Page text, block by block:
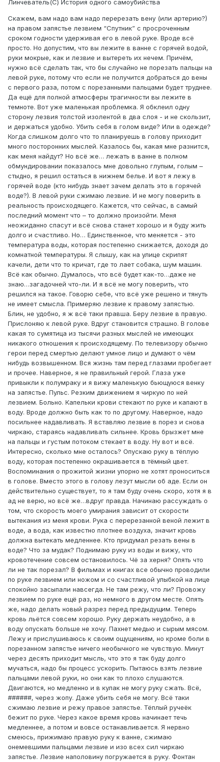
Линчеватель(С) История одного самоубийства
Скажем, вам надо вам надо перерезать вену (или артерию?)
на правом запястье лезвием “Спутник” с просроченным
сроком годности удерживая его в левой руке. Вроде всё
просто. Но допустим, что вы лежите в ванне с горячей водой,
руки мокрые, как и лезвие и вытереть их нечем. Причём,
нужно всё сделать так, что бы случайно не порезать пальцы на
левой руке, потому что если не получится добраться до вены
с первого раза, потом с порезанными пальцами будет труднее.
Да ещё для полной атмосферы трагичности вы лежите в
темноте. Вот уже маленькая проблемка. Я обклеил одну
сторону лезвия толстой изолентой в два слоя - и не скользит,
и держаться удобно. Убить себя в голом виде? Или в одежде?
Когда слишком долго что то планируешь в голову приходит
много посторонних мыслей. Казалось бы, какая мне разнится,
как меня найдут? Но всё же… лежать в ванне в полном
обмундировании показалось мне довольно глупым, голым –
стыдно, я решил остаться в нижнем белье. И вот я лежу в
горячей воде (кто нибудь знает зачем делать это в горячей
воде?). В левой руки сжимаю лезвие. И не могу поверить в
реальность происходящего. Кажется, что сейчас, в самый
последний момент что – то должно произойти. Меня
неожиданно спасут и всё снова станет хорошо и я буду жить
долго и счастливо. Но… Единственное, что меняется - это
температура воды, которая постепенно снижается, доходя до
комнатной температуры. Я слышу, как на улице скрипят
качели, дети что то кричат, где то лает собака, шум машин.
Всё как обычно. Думалось, что всё будет как-то…даже не
знаю…загадочней что-ли. И я всё не могу поверить, что
решился на такое. Говорю себе, что всё уже решено и тянуть
не имеет смысла. Примеряю лезвие к правому запястью.
Блин, не удобно, я ж всё таки правша. Беру лезвие в правую.
Прислоняю к левой руке. Вдруг становится страшно. В голове
какая то сумятица из тысячи разных мыслей не имеющих
никакого отношения к происходящему. По телевизору обычно
герои перед смертью делают умное лицо и думают о чём
нибудь возвышенном. Вся жизнь там перед глазами пробегает
и прочее. Наверное, я не правильный герой. Глаза уже
привыкли к полумраку и я вижу маленькую бьющуюся венку
на запястье. Пульс. Резким движением я чиркую по ней
лезвием. Больно. Капельки крови стекают по руке и капают в
воду. Вроде должно быть как то по другому. Наверное, надо
посильнее надавливать. Я вставляю лезвие в порез и снова
чиркаю, стараясь надавливать сильнее. Кровь брызжет мне
на пальцы и густым потоком стекает в воду. Ну вот и всё.
Интересно, сколько мне осталось? Опускаю руку в тёплую
воду, которая постепенно окрашивается в тёмный цвет.
Воспоминания о прожитой жизни упорно не хотят проноситься
в голове. Вместо этого в голову лезут мысли об аде. Если он
действительно существует, то я там буду очень скоро, хотя я в
ад не верю, но всё же…вдруг правда. Начинаю рассуждать о
том, что скорость моего умирания зависит от скорости
вытекания из меня крови. Рука с перерезанной веной лежит в
воде, а вода, как известно плотнее воздуха, значит кровь
должна вытекать медленнее. Кто придумал резать вены в
воде? Что за мудак? Поднимаю руку из воды и вижу, что
кровотечение совсем остановилось. Чё за херня? Опять что
ли не так порезал? В фильмах и книгах все обычно проводили
по руке лезвием или ножом и со счастливой улыбкой на лице
спокойно засыпали навсегда. Не там режу, что ли? Провожу
лезвием по руке ещё раз, но немного в другом месте. Опять
же, надо делать новый разрез перед предыдущим. Теперь
кровь льётся совсем хорошо. Руку держать неудобно, а в
воду опускать больше не хочу. Пахнет медью и сырым мясом.
Лежу и прислушиваюсь к своим ощущениям, но кроме боли в
порезанном запястье ничего необычного не чувствую. Минут
через десять приходит мысль, что это я так буду долго
мучаться, надо бы процесс ускорить. Пытаюсь взять лезвие
пальцами левой руки, но они как то плохо слушаются.
Двигаются, но медленно и в кулак не могу руку сжать. Всё,
######, через жопу. Даже убить себя не могу. Всё таки
сжимаю лезвие и режу правое запястье. Тёплый ручеёк
бежит по руке. Через какое время кровь начинает течь
медленнее, а потом и вовсе останавливается. Я нервно
смеюсь, прижимаю правую руку к ванне, сжимаю
онемевшими пальцами лезвие и изо всех сил чиркаю
запястье. Лезвие наполовину погружается в руку. Фонтан